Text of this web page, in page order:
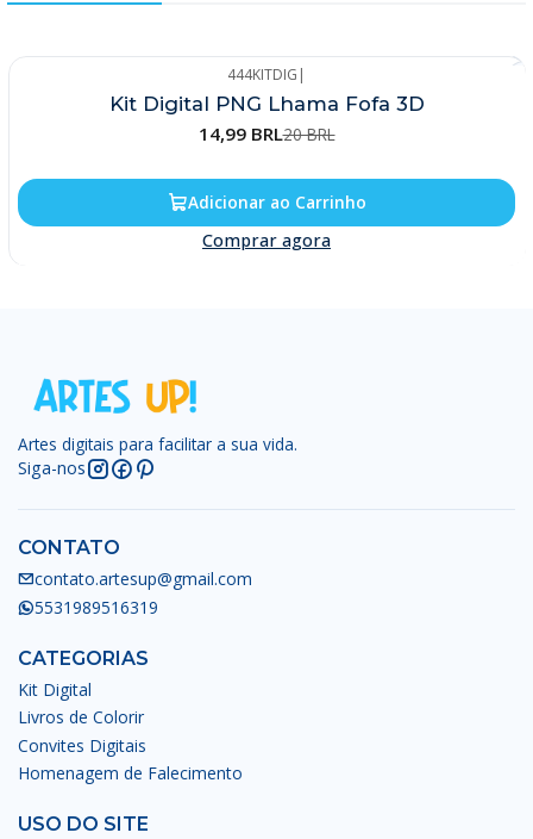
444KITDIG |
Kit Digital PNG Lhama Fofa 3D
14,99 BRL20 BRL
Adicionar ao Carrinho
Comprar agora
Artes digitais para facilitar a sua vida.
Siga-nos
CONTATO
contato.artesup@gmail.com
5531989516319
CATEGORIAS
Kit Digital
Livros de Colorir
Convites Digitais
Homenagem de Falecimento
USO DO SITE